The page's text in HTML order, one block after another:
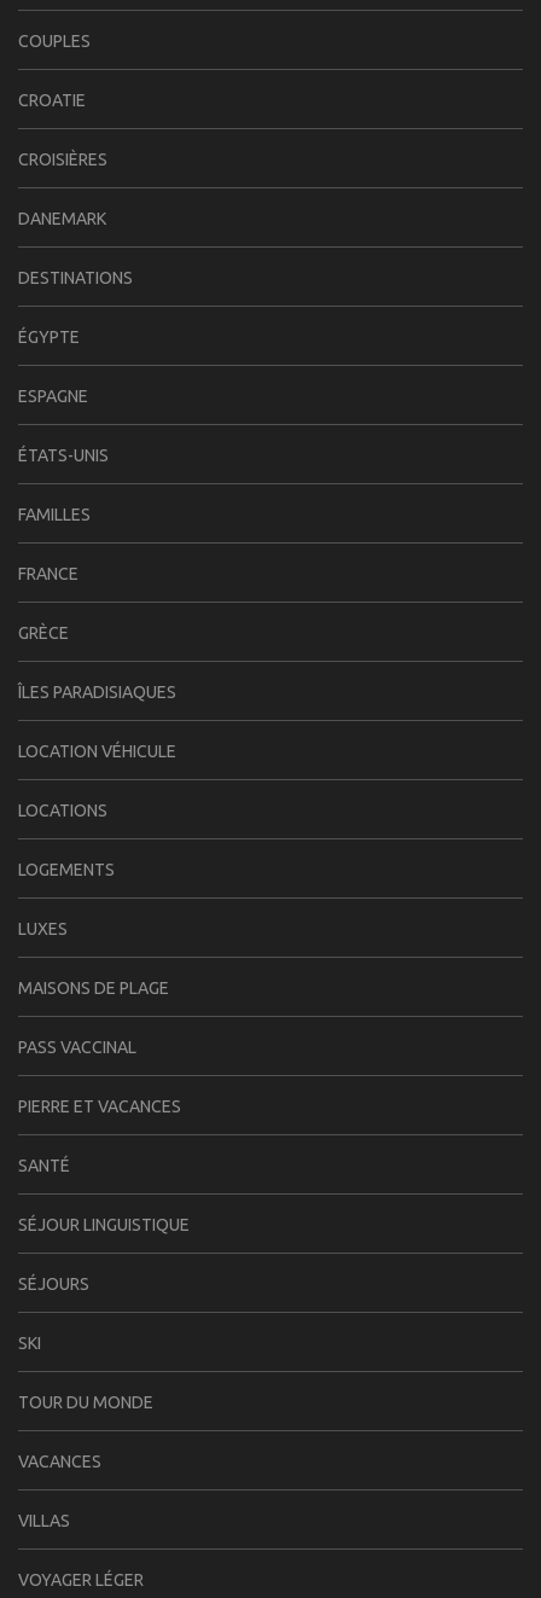
COUPLES
CROATIE
CROISIÈRES
DANEMARK
DESTINATIONS
ÉGYPTE
ESPAGNE
ÉTATS-UNIS
FAMILLES
FRANCE
GRÈCE
ÎLES PARADISIAQUES
LOCATION VÉHICULE
LOCATIONS
LOGEMENTS
LUXES
MAISONS DE PLAGE
PASS VACCINAL
PIERRE ET VACANCES
SANTÉ
SÉJOUR LINGUISTIQUE
SÉJOURS
SKI
TOUR DU MONDE
VACANCES
VILLAS
VOYAGER LÉGER